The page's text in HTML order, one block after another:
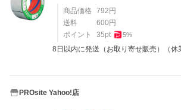
商品価格 792 円
送料
600 円
ポイント
35pt 5%
8日以内に発送（お取り寄せ販売）（休
PROsite Yahoo!店